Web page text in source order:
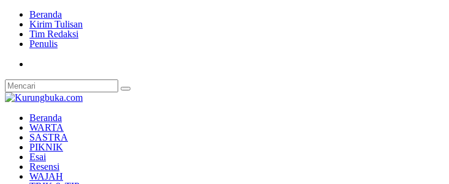
Beranda
Kirim Tulisan
Tim Redaksi
Penulis
Beranda
WARTA
SASTRA
PIKNIK
Esai
Resensi
WAJAH